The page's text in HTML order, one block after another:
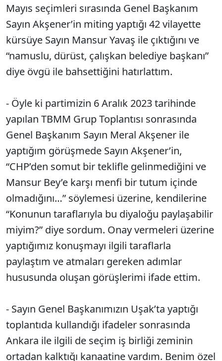
Mayıs seçimleri sırasında Genel Başkanım
Sayın Akşener’in miting yaptığı 42 vilayette
kürsüye Sayın Mansur Yavaş ile çıktığını ve
“namuslu, dürüst, çalışkan belediye başkanı”
diye övgü ile bahsettiğini hatırlattım.
- Öyle ki partimizin 6 Aralık 2023 tarihinde
yapılan TBMM Grup Toplantısı sonrasında
Genel Başkanım Sayın Meral Akşener ile
yaptığım görüşmede Sayın Akşener’in,
“CHP’den somut bir teklifle gelinmediğini ve
Mansur Bey’e karşı menfi bir tutum içinde
olmadığını…” söylemesi üzerine, kendilerine
“Konunun taraflarıyla bu diyaloğu paylaşabilir
miyim?” diye sordum. Onay vermeleri üzerine
yaptığımız konuşmayı ilgili taraflarla
paylaştım ve atmaları gereken adımlar
hususunda oluşan görüşlerimi ifade ettim.
- Sayın Genel Başkanımızın Uşak’ta yaptığı
toplantıda kullandığı ifadeler sonrasında
Ankara ile ilgili de seçim iş birliği zeminin
ortadan kalktığı kanaatine vardım. Benim özel